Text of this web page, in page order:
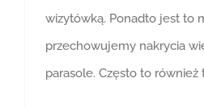
wizytówką. Ponadto jest to
przechowujemy nakrycia
parasole. Często to również